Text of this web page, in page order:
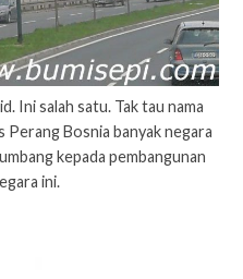
Ini salah satu. Tak tau nama
Perang Bosnia banyak negara
kepada pembangunan
ini.